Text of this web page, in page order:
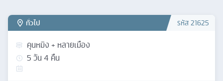
ทั่วไป รหัส21625
คุนหมิง + หลายเมือง
5วัน4 คืน